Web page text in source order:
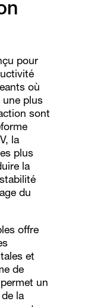
pour
où
une plus
sont
la
plus
la
du
offre
et
de
un
la